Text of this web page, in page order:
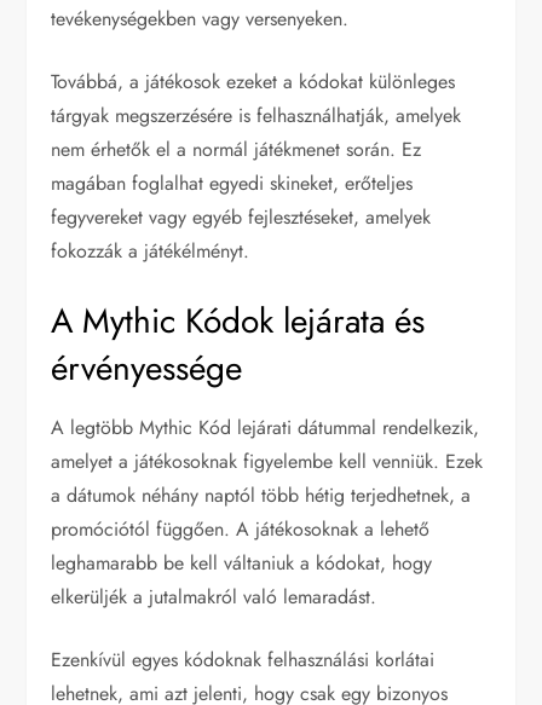
tevékenységekben vagy versenyeken.
Továbbá, a játékosok ezeket a kódokat különleges
tárgyak megszerzésére is felhasználhatják, amelyek
nem érhetők el a normál játékmenet során. Ez
magában foglalhat egyedi skineket, erőteljes
fegyvereket vagy egyéb fejlesztéseket, amelyek
fokozzák a játékélményt.
A Mythic Kódok lejárata és
érvényessége
A legtöbb Mythic Kód lejárati dátummal rendelkezik,
amelyet a játékosoknak figyelembe kell venniük. Ezek
a dátumok néhány naptól több hétig terjedhetnek, a
promóciótól függően. A játékosoknak a lehető
leghamarabb be kell váltaniuk a kódokat, hogy
elkerüljék a jutalmakról való lemaradást.
Ezenkívül egyes kódoknak felhasználási korlátai
lehetnek, ami azt jelenti, hogy csak egy bizonyos